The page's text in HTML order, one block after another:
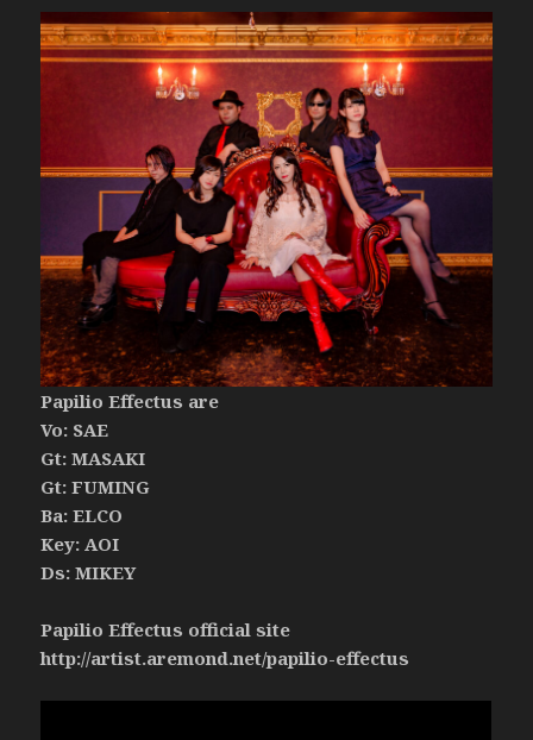
Papilio Effectus are
Vo: SAE
Gt: MASAKI
Gt: FUMING
Ba: ELCO
Key: AOI
Ds: MIKEY
Papilio Effectus official site
http://artist.aremond.net/papilio-effectus